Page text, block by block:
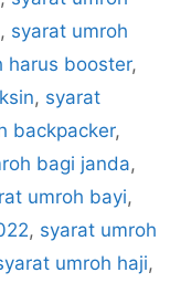
, syarat umroh
harus booster,
, syarat
backpacker,
bagi janda,
umroh bayi,
, syarat umroh
umroh haji,